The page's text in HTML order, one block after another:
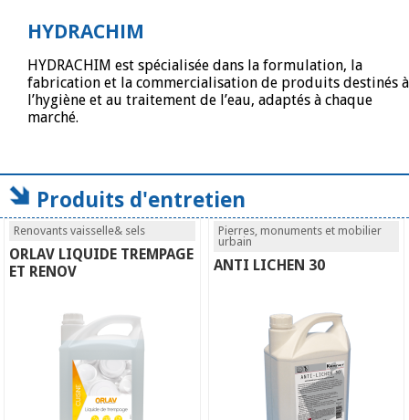
HYDRACHIM
HYDRACHIM est spécialisée dans la formulation, la
fabrication et la commercialisation de produits destinés à
l’hygiène et au traitement de l’eau, adaptés à chaque
marché.
Produits d'entretien
Renovants vaisselle& sels
ORLAV LIQUIDE TREMPAGE
ET RENOV
Pierres, monuments et mobilier
urbain
ANTI LICHEN 30